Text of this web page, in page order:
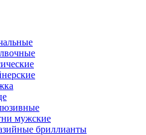
мужские
бриллианты